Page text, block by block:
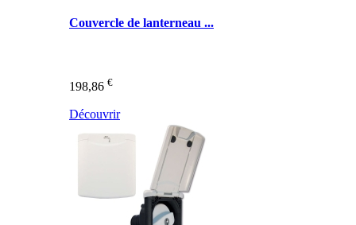
Couvercle de lanterneau ...
198,86 €
Découvrir